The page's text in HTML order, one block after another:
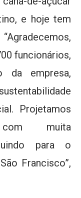
e hoje tem
funcionários,
da empresa,
Projetamos
muita
para o
Francisco”,